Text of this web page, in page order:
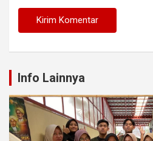
Info Lainnya